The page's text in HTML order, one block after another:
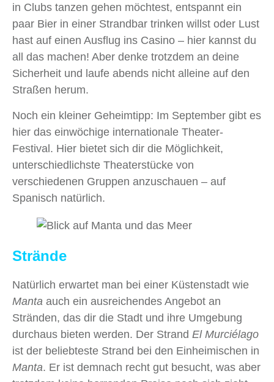
in Clubs tanzen gehen möchtest, entspannt ein
paar Bier in einer Strandbar trinken willst oder Lust
hast auf einen Ausflug ins Casino – hier kannst du
all das machen! Aber denke trotzdem an deine
Sicherheit und laufe abends nicht alleine auf den
Straßen herum.
Noch ein kleiner Geheimtipp: Im September gibt es
hier das einwöchige internationale Theater-
Festival. Hier bietet sich dir die Möglichkeit,
unterschiedlichste Theaterstücke von
verschiedenen Gruppen anzuschauen – auf
Spanisch natürlich.
Strände
Natürlich erwartet man bei einer Küstenstadt wie
Manta auch ein ausreichendes Angebot an
Stränden, das dir die Stadt und ihre Umgebung
durchaus bieten werden. Der Strand El Murciélago
ist der beliebteste Strand bei den Einheimischen in
Manta. Er ist demnach recht gut besucht, was aber